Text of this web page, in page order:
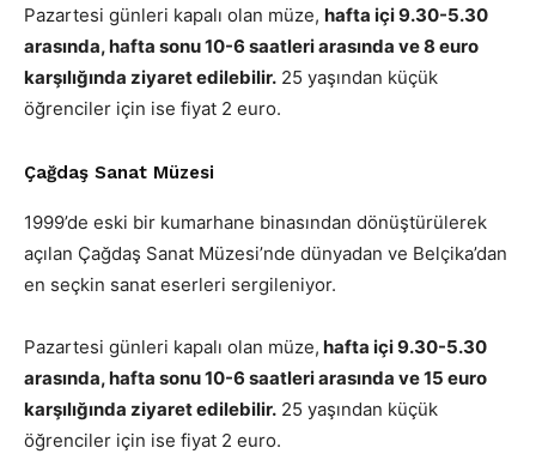
Pazartesi günleri kapalı olan müze, hafta içi 9.30-5.30
arasında, hafta sonu 10-6 saatleri arasında ve 8 euro
karşılığında ziyaret edilebilir. 25 yaşından küçük
öğrenciler için ise fiyat 2 euro.
Çağdaş Sanat Müzesi
1999’de eski bir kumarhane binasından dönüştürülerek
açılan Çağdaş Sanat Müzesi’nde dünyadan ve Belçika’dan
en seçkin sanat eserleri sergileniyor.
Pazartesi günleri kapalı olan müze, hafta içi 9.30-5.30
arasında, hafta sonu 10-6 saatleri arasında ve 15 euro
karşılığında ziyaret edilebilir. 25 yaşından küçük
öğrenciler için ise fiyat 2 euro.